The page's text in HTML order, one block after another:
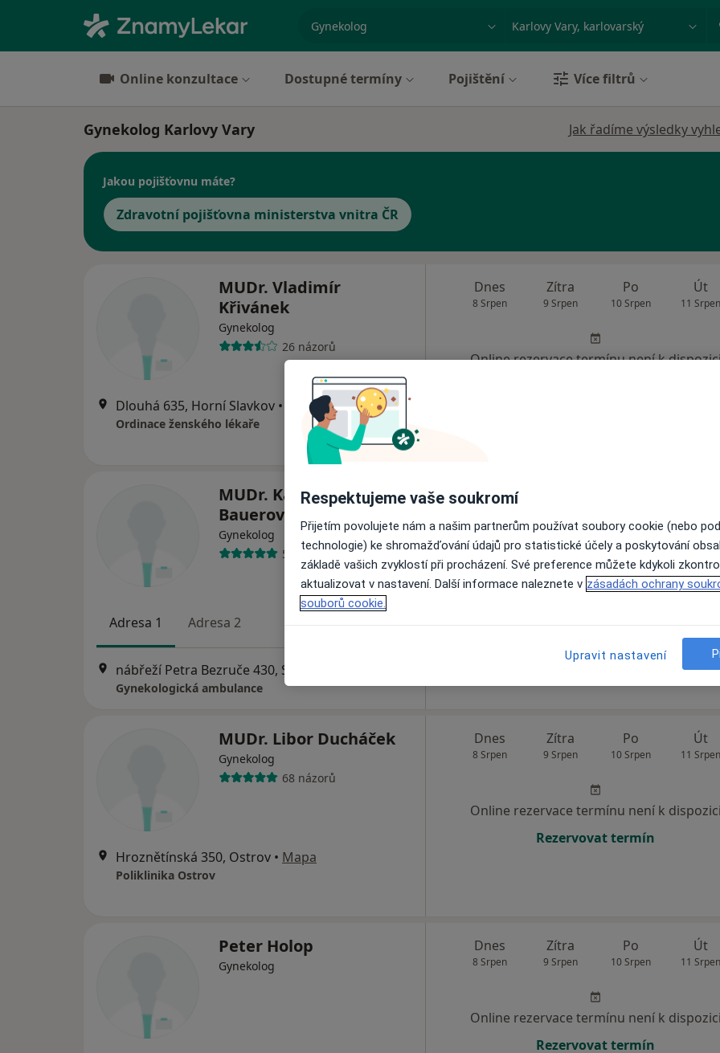
Online konzultace Dostupné termíny Pojištění Více filtrů
Gynekolog Karlovy Vary Jak řadíme výsledky
Jakou pojišťovnu máte?
Zdravotní pojišťovna ministerstva vnitra ČR
MUDr. Vladimír
Křivánek
Gynekolog
26 názorů
Dlouhá 635, Horní Slavkov • Mapa
Ordinace ženského lékaře
Dnes
8 Srpen
Zítra
9 Srpen
Po
10 Srpen
Út
11 Srpen
Online rezervace termínu není k
MUDr. Kateřina
Bauerová
Gynekolog
59 názorů
Adresa 1 Adresa 2
nábřeží Petra Bezruče 430, Sokolov
Gynekologická ambulance
Dnes
Online rezervace termínu není k
Rezervovat termín
MUDr. Libor Ducháček
Gynekolog
68 názorů
Hroznětínská 350, Ostrov • Mapa
Poliklinika Ostrov
Dnes
8 Srpen
Zítra
9 Srpen
Po
10 Srpen
Út
11 Srpen
Online rezervace termínu není k dispozici
Rezervovat termín
Peter Holop
Gynekolog
Dnes
8 Srpen
Zítra
9 Srpen
Po
10 Srpen
Út
11 Srpen
Online rezervace termínu není k dispozici
Rezervovat termín
Respektujeme vaše soukromí
Přijetím povolujete nám a našim partnerům používat soubory cookie (nebo
technologie) ke shromažďování údajů pro statistické účely a poskytování
základě vašich zvyklostí při procházení. Své preference můžete kdykoli
aktualizovat v nastavení. Další informace naleznete v zásadách ochrany
souborů cookie.
Upravit nastavení